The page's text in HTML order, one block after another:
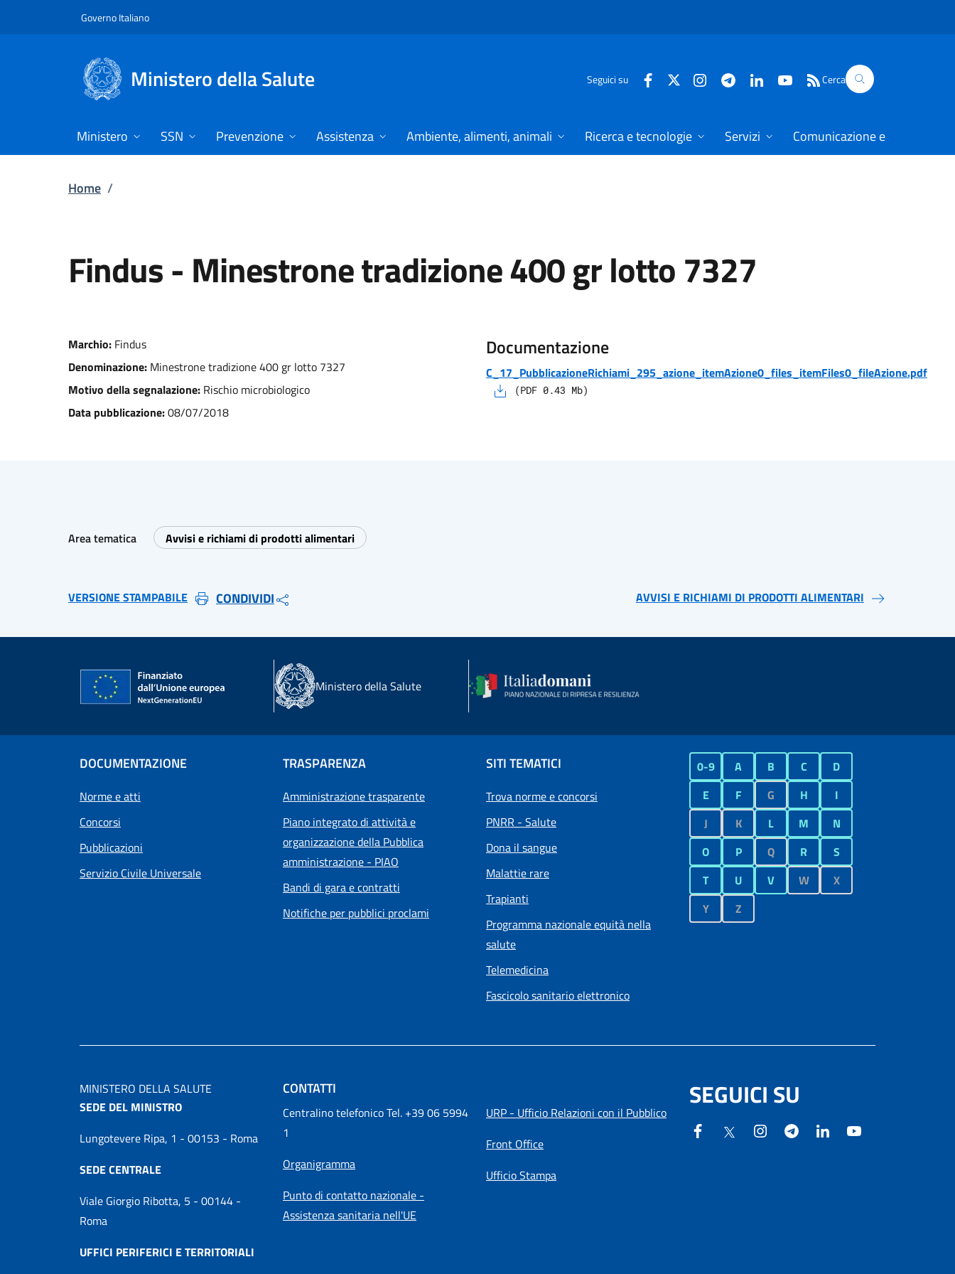
Governo Italiano
Ministero della Salute Seguici su Cerca
Ministero SSN Prevenzione Assistenza Ambiente, alimenti, animali Ricerca e tecnologie Servizi Comunicazione e dati
Home /
Findus- Minestrone tradizione 400 gr lotto 7327
Marchio: Findus
Denominazione: Minestrone tradizione 400 gr lotto 7327
Motivo della segnalazione: Rischio microbiologico
Data pubblicazione:08/07/2018
Documentazione
C_17_PubblicazioneRichiami_295_azione_itemAzione0_files_itemFiles0_fileAzione.pdf
(PDF 0.43 Mb)
Area tematica Avvisi e richiami di prodotti alimentari
VERSIONE STAMPABILE CONDIVIDI AVVISI E RICHIAMI DI PRODOTTI ALIMENTARI
Ministero della Salute
DOCUMENTAZIONE
Norme e atti
Concorsi
Pubblicazioni
Servizio Civile Universale
TRASPARENZA
Amministrazione trasparente
Piano integrato di attività e
organizzazione della Pubblica
amministrazione - PIAO
Bandi di gara e contratti
Notifiche per pubblici proclami
SITI TEMATICI
Trova norme e concorsi
PNRR - Salute
Dona il sangue
Malattie rare
Trapianti
Programma nazionale equità nella
salute
Telemedicina
Fascicolo sanitario elettronico
0-9 A B C
D
E
F G H
I
J
K L M
N
O
P Q R
S
T
U V W
X
Y
Z
MINISTERO DELLA SALUTE
SEDE DEL MINISTRO
Lungotevere Ripa, 1 - 00153 - Roma
SEDE CENTRALE
Viale Giorgio Ribotta, 5 - 00144 -
Roma
UFFICI PERIFERICI E TERRITORIALI
CONTATTI
Centralino telefonico Tel. +39 06 5994
1
Organigramma
Punto di contatto nazionale -
Assistenza sanitaria nell'UE
URP - Ufficio Relazioni con il Pubblico
Front Office
Ufficio Stampa
SEGUICI SU